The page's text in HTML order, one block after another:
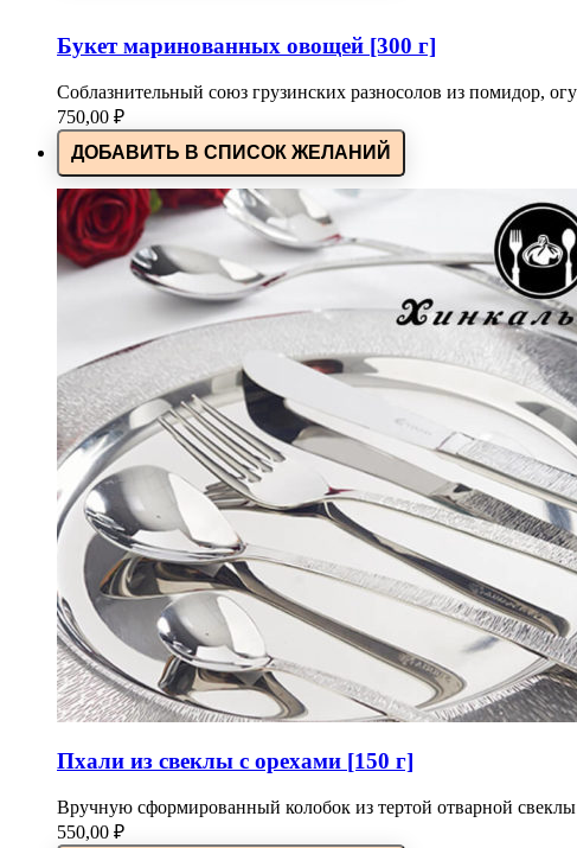
Букет маринованных овощей [300 г]
Соблазнительный союз грузинских разносолов из помидор,
750,00 ₽
ДОБАВИТЬ В СПИСОК ЖЕЛАНИЙ
Пхали из свеклы с орехами [150 г]
Вручную сформированный колобок из тертой отварной
550,00 ₽